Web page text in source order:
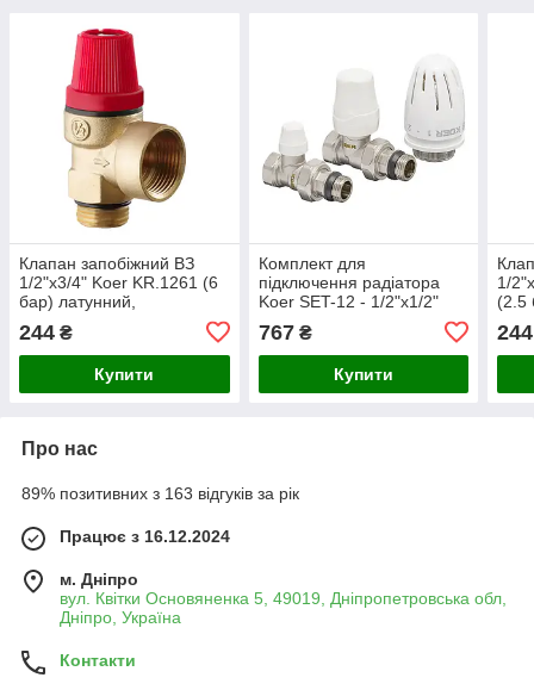
Клапан запобіжний ВЗ
1/2"х3/4" Koer KR.1261 (6
бар) латунний,
244 ₴
Купити
Комплект для
підключення радіатора
Koer SET-12 - 1/2"x1/2"
(прямий) з термоголовкою
ВЗ (KR3177), латунь
CW617N, нікель, сталевий
767₴
Купити
1/
(2.5
244
Про нас
89% позитивних з 163 відгуків за рік
Працює з 16.12.2024
м. Дніпро
вул. Квітки Основяненка 5, 49019, Дніпропетровська обл,
Дніпро, Україна
Контакти